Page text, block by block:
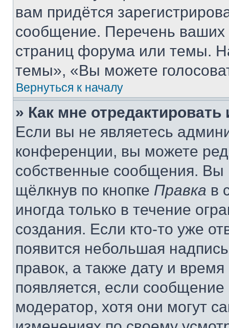
вам придётся
сообщение. Перечень ваших
страниц форума или темы.
темы», «Вы можете
Вернуться к началу
» Как мне
Если вы не являетесь
конференции, вы можете
собственные сообщения. Вы
щёлкнув по кнопке Правка в
иногда только в течение
создания. Если кто-то уже
появится небольшая
правок, а также дату и
появляется, если
модератор, хотя они могут